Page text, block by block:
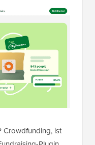
Crowdfunding, ist